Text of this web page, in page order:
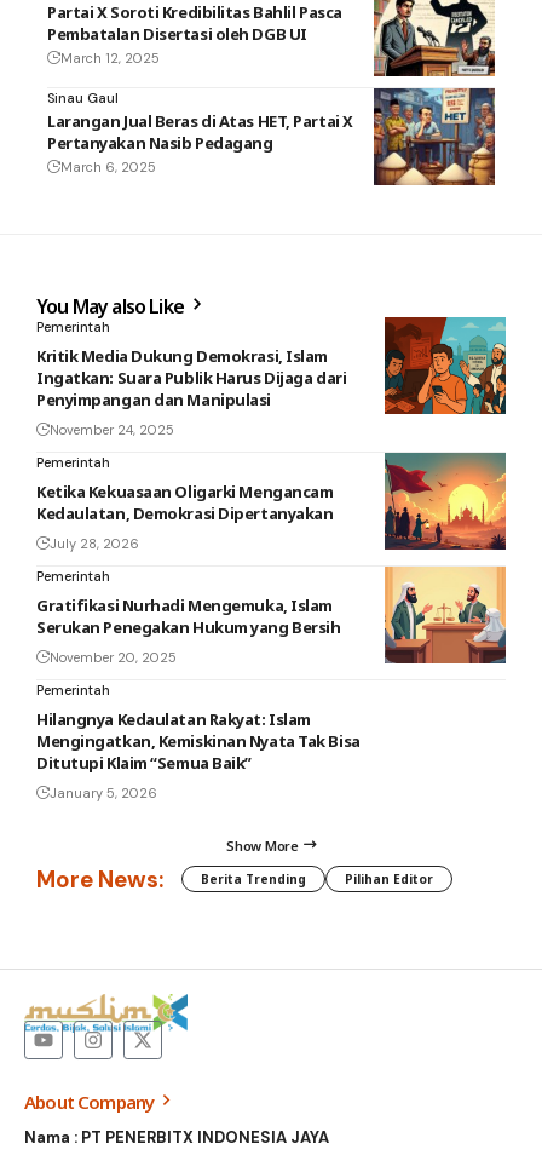
Partai X Soroti Kredibilitas Bahlil Pasca
Pembatalan Disertasi oleh DGB UI
March 12, 2025
Sinau Gaul
Larangan Jual Beras di Atas HET, Partai X
Pertanyakan Nasib Pedagang
March 6, 2025
You May also Like
Pemerintah
Kritik Media Dukung Demokrasi, Islam
Ingatkan: Suara Publik Harus Dijaga dari
Penyimpangan dan Manipulasi
November 24, 2025
Pemerintah
Ketika Kekuasaan Oligarki Mengancam
Kedaulatan, Demokrasi Dipertanyakan
July 28, 2026
Pemerintah
Gratifikasi Nurhadi Mengemuka, Islam
Serukan Penegakan Hukum yang Bersih
November 20, 2025
Pemerintah
Hilangnya Kedaulatan Rakyat: Islam
Mengingatkan, Kemiskinan Nyata Tak Bisa
Ditutupi Klaim “Semua Baik”
January 5, 2026
Show More
More News: Berita Trending Pilihan Editor
About Company
Nama : PT PENERBITX INDONESIA JAYA